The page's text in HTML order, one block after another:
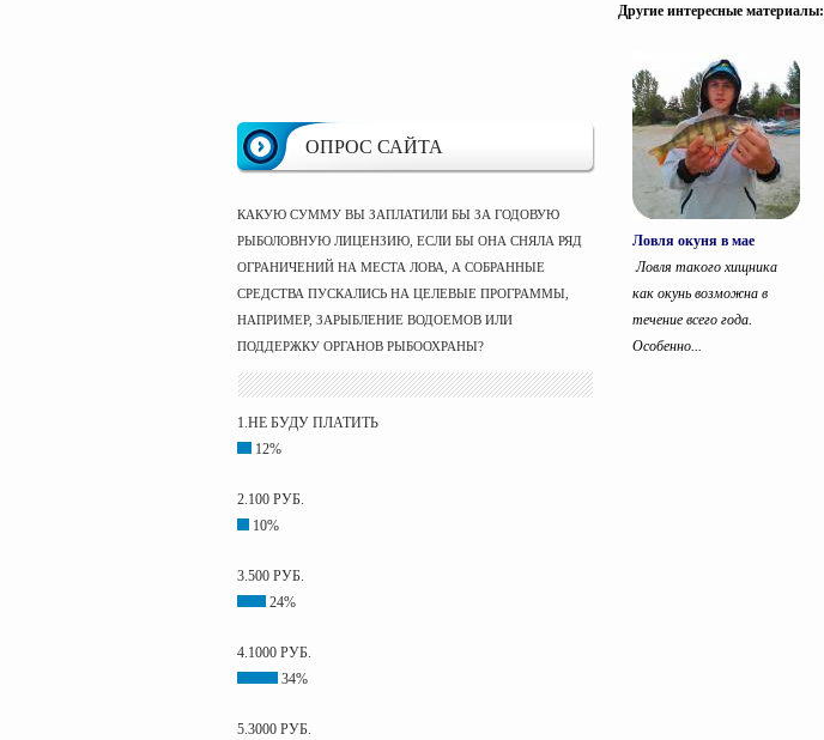
ОПРОС САЙТА
КАКУЮ СУММУ ВЫ ЗАПЛАТИЛИ БЫ ЗА ГОДОВУЮ
РЫБОЛОВНУЮ ЛИЦЕНЗИЮ, ЕСЛИ БЫ ОНА СНЯЛА РЯД
ОГРАНИЧЕНИЙ НА МЕСТА ЛОВА, А СОБРАННЫЕ
СРЕДСТВА ПУСКАЛИСЬ НА ЦЕЛЕВЫЕ ПРОГРАММЫ,
НАПРИМЕР, ЗАРЫБЛЕНИЕ ВОДОЕМОВ ИЛИ
ПОДДЕРЖКУ ОРГАНОВ РЫБООХРАНЫ?
1.НЕ БУДУ ПЛАТИТЬ
12%
2.100 РУБ.
10%
3.500 РУБ.
24%
4.1000 РУБ.
34%
5.3000 РУБ.
Другие интересные материалы:
Ловля окуня в мае
Ловля такого хищника
как окунь возможна в
течение всего года.
Особенно...